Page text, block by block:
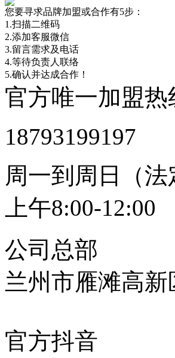
您要寻求品牌加盟或合作有5步：
1.扫描二维码
2.添加客服微信
3.留言需求及电话
4.等待负责人联络
5.确认并达成合作！
官方唯一加盟热
18793199197
周一到周日（
上午8:00-
公司总部
兰州市雁滩高
官方抖音